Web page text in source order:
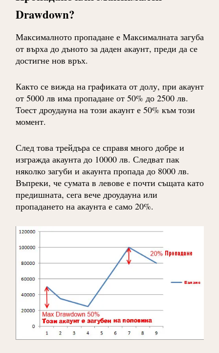
Drawdown?
Максималното пропадане е Максималната загуба
от върха до дъното за даден акаунт, преди да се
достигне нов връх.
Както се вижда на графиката от долу, при акаунт
от 5000 лв има пропадане от 50% до 2500 лв.
Тоест дроудауна на този акаунт е 50% към този
момент.
След това трейдъра се справя много добре и
изгражда акаунта до 10000 лв. Следват пак
няколко загуби и акаунта пропада до 8000 лв.
Въпреки, че сумата в левове е почти същата като
предишната, сега вече дроудауна или
пропадането на акаунта е само 20%.